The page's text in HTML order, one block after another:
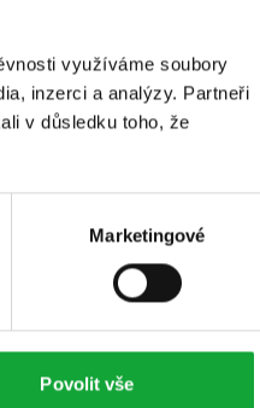
využíváme soubory
inzerci a analýzy. Partneři
v důsledku toho, že
Marketingové
Povolit vše